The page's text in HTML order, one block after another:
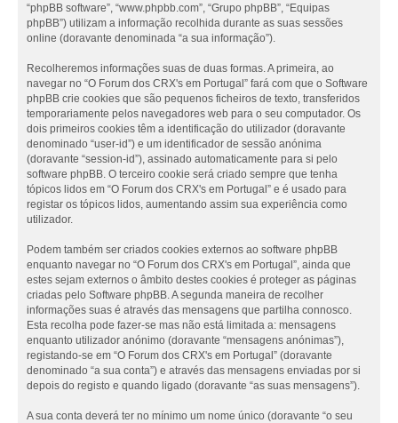
“phpBB software”, “www.phpbb.com”, “Grupo phpBB”, “Equipas
phpBB”) utilizam a informação recolhida durante as suas sessões
online (doravante denominada “a sua informação”).
Recolheremos informações suas de duas formas. A primeira, ao
navegar no “O Forum dos CRX's em Portugal” fará com que o Software
phpBB crie cookies que são pequenos ficheiros de texto, transferidos
temporariamente pelos navegadores web para o seu computador. Os
dois primeiros cookies têm a identificação do utilizador (doravante
denominado “user-id”) e um identificador de sessão anónima
(doravante “session-id”), assinado automaticamente para si pelo
software phpBB. O terceiro cookie será criado sempre que tenha
tópicos lidos em “O Forum dos CRX's em Portugal” e é usado para
registar os tópicos lidos, aumentando assim sua experiência como
utilizador.
Podem também ser criados cookies externos ao software phpBB
enquanto navegar no “O Forum dos CRX's em Portugal”, ainda que
estes sejam externos o âmbito destes cookies é proteger as páginas
criadas pelo Software phpBB. A segunda maneira de recolher
informações suas é através das mensagens que partilha connosco.
Esta recolha pode fazer-se mas não está limitada a: mensagens
enquanto utilizador anónimo (doravante “mensagens anónimas”),
registando-se em “O Forum dos CRX's em Portugal” (doravante
denominado “a sua conta”) e através das mensagens enviadas por si
depois do registo e quando ligado (doravante “as suas mensagens”).
A sua conta deverá ter no mínimo um nome único (doravante “o seu